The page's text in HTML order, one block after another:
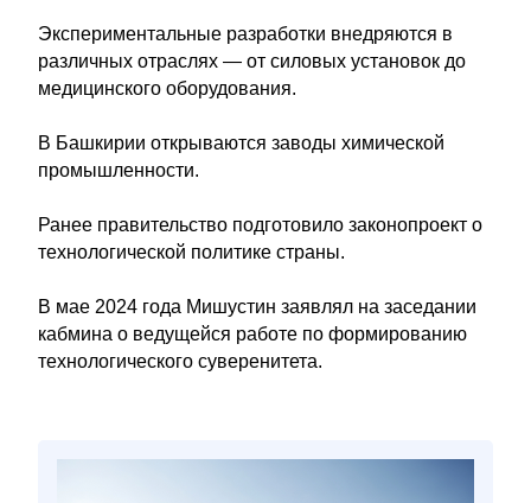
Экспериментальные разработки внедряются в
различных отраслях — от силовых установок до
медицинского оборудования.
В Башкирии открываются заводы химической
промышленности.
Ранее правительство подготовило законопроект о
технологической политике страны.
В мае 2024 года Мишустин заявлял на заседании
кабмина о ведущейся работе по формированию
технологического суверенитета.